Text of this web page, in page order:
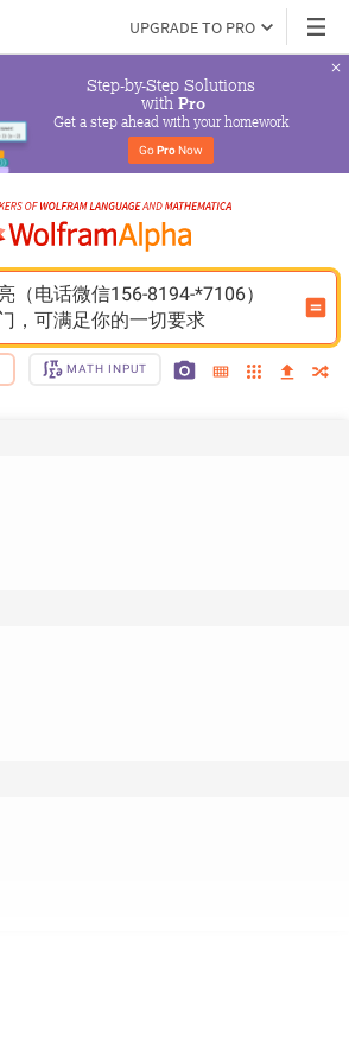
UPGRADE TO PRO
Step-by-Step Solutions
with Pro
Get a step ahead with your homework
Go Pro Now
（电话微信156-8194-*7106）
，可满足你的一切要求
MATH INPUT